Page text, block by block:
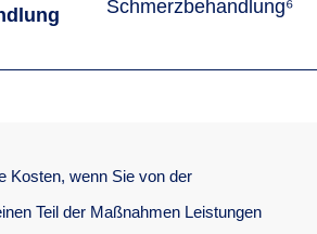
Schmerz­behandlung⁶
Kosten, wenn Sie von der
Teil der Maßnahmen Leistungen